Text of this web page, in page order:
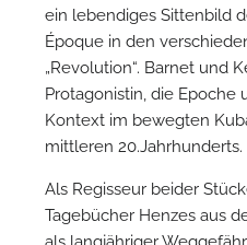
ein lebendiges Sittenbild
Époque in den
„Revolution“. Barnet und
Protagonistin, die
Kontext im bewegten
mittleren 20.Jahrhunderts.
Als Regisseur beider
Tagebücher Henzes aus
als langjähriger